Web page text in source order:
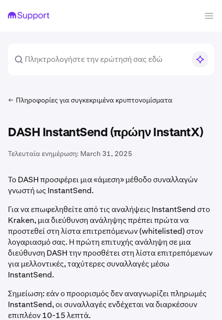
Πληροφορίες για συγκεκριμένα κρυπτονομίσματα
DASH InstantSend (πρώην InstantX)
Τελευταία ενημέρωση: March 31, 2025
Το DASH προσφέρει μια «άμεση» μέθοδο συναλλαγών
γνωστή ως InstantSend.
Για να επωφεληθείτε από τις αναλήψεις InstantSend στο
Kraken, μια διεύθυνση ανάληψης πρέπει πρώτα να
προστεθεί στη λίστα επιτρεπόμενων (whitelisted) στον
λογαριασμό σας. Η πρώτη επιτυχής ανάληψη σε μια
διεύθυνση DASH την προσθέτει στη λίστα επιτρεπόμενων
για μελλοντικές, ταχύτερες συναλλαγές μέσω
InstantSend.
Σημείωση: εάν ο προορισμός δεν αναγνωρίζει πληρωμές
InstantSend, οι συναλλαγές ενδέχεται να διαρκέσουν
επιπλέον 10-15 λεπτά.